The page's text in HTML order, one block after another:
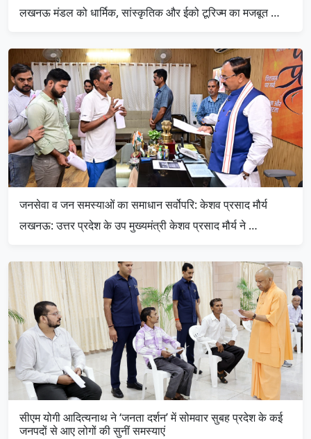
लखनऊ मंडल को धार्मिक, सांस्कृतिक और ईको टूरिज्म का मजबूत …
जनसेवा व जन समस्याओं का समाधान सर्वोपरि: केशव प्रसाद मौर्य
लखनऊ: उत्तर प्रदेश के उप मुख्यमंत्री केशव प्रसाद मौर्य ने …
सीएम योगी आदित्यनाथ ने ‘जनता दर्शन’ में सोमवार सुबह प्रदेश के कई
जनपदों से आए लोगों की सुनीं समस्याएं